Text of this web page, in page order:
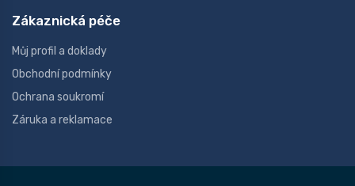
Zákaznická péče
Můj profil a doklady
Obchodní podmínky
Ochrana soukromí
Záruka a reklamace